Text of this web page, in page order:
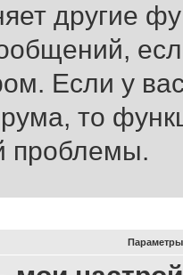
другие
Если у
то
проблемы.
Параметры